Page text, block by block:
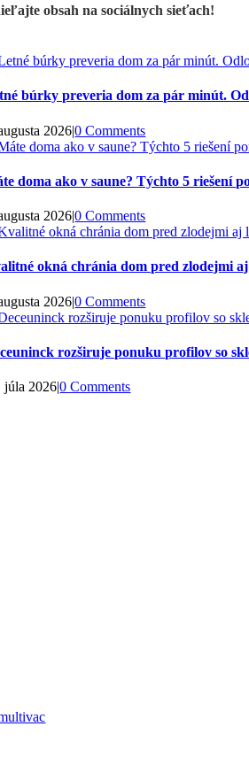
obsah na sociálnych sieťach!
búrky preveria dom za pár minút.
2026|0 Comments
doma ako v saune? Týchto 5 riešení
2026|0 Comments
okná chránia dom pred zlodejmi
2026|0 Comments
rozširuje ponuku profilov so
júla 2026|0 Comments